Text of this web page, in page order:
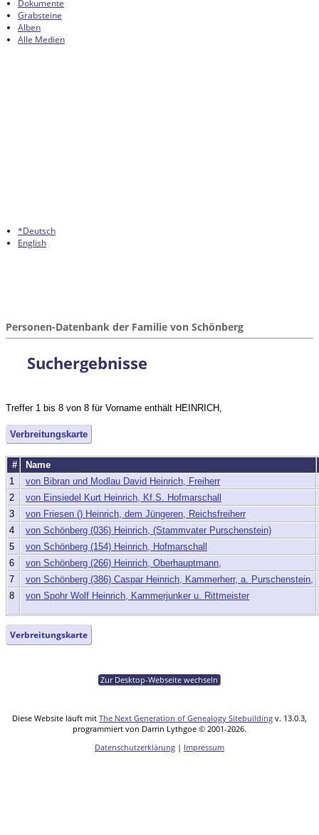
Dokumente
Grabsteine
Alben
Alle Medien
*Deutsch
English
Personen-Datenbank der Familie von Schönberg
Suchergebnisse
Treffer 1 bis 8 von 8 für Vorname enthält HEINRICH,
Verbreitungskarte
#
Name
1
von Bibran und Modlau David Heinrich, Freiherr
2
von Einsiedel Kurt Heinrich, Kf.S. Hofmarschall
3
von Friesen () Heinrich, dem Jüngeren, Reichsfreiherr
4
von Schönberg (036) Heinrich, (Stammvater Purschenstein)
5
von Schönberg (154) Heinrich, Hofmarschall
6
von Schönberg (266) Heinrich, Oberhauptmann,
7
von Schönberg (386) Caspar Heinrich, Kammerherr, a. Purschenstein,
8
von Spohr Wolf Heinrich, Kammerjunker u. Rittmeister
Verbreitungskarte
Zur Desktop-Webseite wechseln
Diese Website läuft mit The Next Generation of Genealogy Sitebuilding v. 13.0.3,
programmiert von Darrin Lythgoe © 2001-2026.
Datenschutzerklärung | Impressum